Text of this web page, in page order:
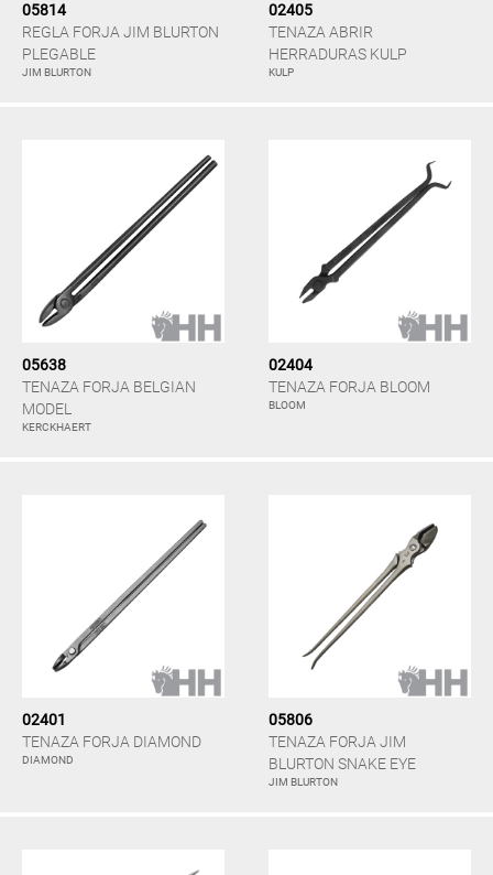
05814
REGLA FORJA JIM BLURTON
PLEGABLE
JIM BLURTON
02405
TENAZA ABRIR
HERRADURAS KULP
KULP
05638
TENAZA FORJA BELGIAN
MODEL
KERCKHAERT
02404
TENAZA FORJA BLOOM
BLOOM
02401
TENAZA FORJA DIAMOND
DIAMOND
05806
TENAZA FORJA JIM
BLURTON SNAKE EYE
JIM BLURTON